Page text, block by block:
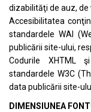
dizabilităţi de auz, de
Accesibilitatea
standardele WAI
publicării site-ului,
Codurile XHTML
standardele W3C
data publicării site-
DIMENSIUNEA